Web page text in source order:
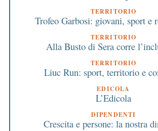
TERRITORIO
Trofeo Garbosi: giovani, sport e
TERRITORIO
Alla Busto di Sera corre
TERRITORIO
Liuc Run: sport, territorio e
EDICOLA
L’Edicola
DIPENDENTI
Crescita e persone: la nostra